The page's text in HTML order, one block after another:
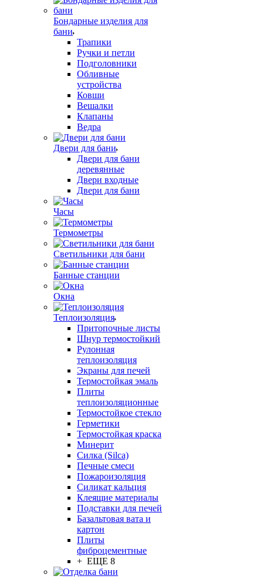
Бондарные изделия для
бани
Трапики
Ручки и петли
Подголовники
Обливные
устройства
Ковши
Вешалки
Клапаны
Ведра
Двери для бани
Двери для бани
деревянные
Двери входные
Двери для бани
Часы
Термометры
Светильники для бани
Банные станции
Окна
Теплоизоляция
Притопочные листы
Шнур термостойкий
Рулонная
теплоизоляция
Экраны для печей
Термостойкая эмаль
Плиты
теплоизоляционные
Термостойкое стекло
Герметики
Термостойкая краска
Минерит
Силка (Silca)
Печные смеси
Пожароизоляция
Силикат кальция
Клеящие материалы
Подставки для печей
Базальтовая вата и
картон
Плиты
фиброцементные
+ ЕЩЕ 8